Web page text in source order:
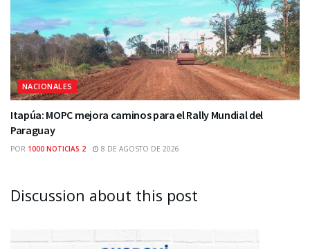
NACIONALES
Itapúa: MOPC mejora caminos para el Rally Mundial del
Paraguay
POR 1000 NOTICIAS 2 8 DE AGOSTO DE 2026
Discussion about this post